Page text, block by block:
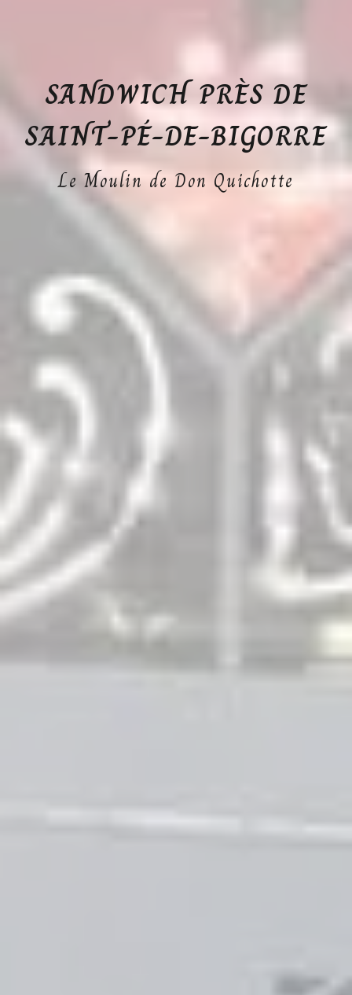
SANDWICH PRÈS DE
SAINT-PÉ-DE-BIGORRE
Le Moulin de Don Quichotte